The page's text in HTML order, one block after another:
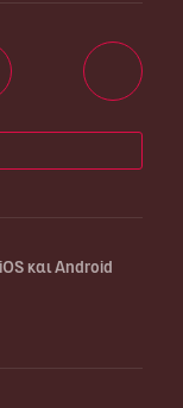
και Android